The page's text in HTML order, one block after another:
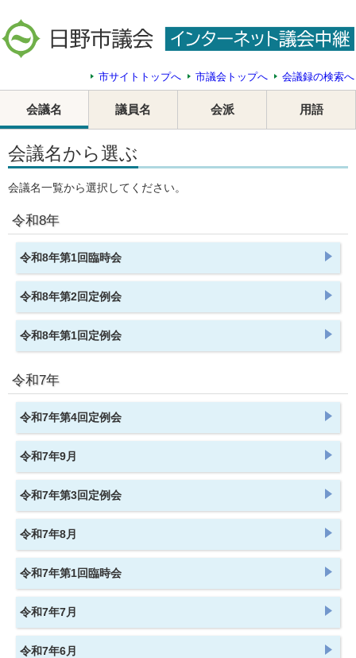
市サイトトップへ 市議会トップへ 会議録の検索へ
会議名 議員名 会派 用語
会議名から選ぶ
会議名一覧から選択してください。
令和8年
令和8年第1回臨時会
令和8年第2回定例会
令和8年第1回定例会
令和7年
令和7年第4回定例会
令和7年9月
令和7年第3回定例会
令和7年8月
令和7年第1回臨時会
令和7年7月
令和7年6月